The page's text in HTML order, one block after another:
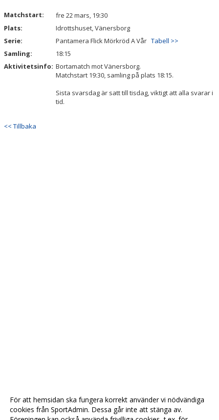
KONTAKT
Matchstart:
fre 22 mars, 19:30
Plats:
Idrottshuset, Vänersborg
Serie:
Pantamera Flick Mörkröd A Vår Tabell >>
Samling:
18:15
Aktivitetsinfo: Bortamatch mot Vänersborg.
Matchstart 19:30, samling på plats 18:15.
Sista svarsdag är satt till tisdag, viktigt att alla svarar i
tid.
<< Tillbaka
För att hemsidan ska fungera korrekt använder vi nödvändiga
cookies från SportAdmin. Dessa går inte att stänga av.